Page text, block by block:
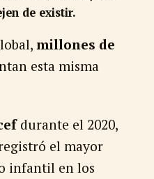
de existir.
millones de
esta misma
durante el 2020,
el mayor
infantil en los